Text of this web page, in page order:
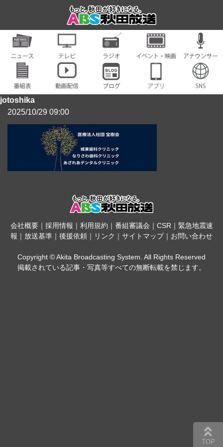
jotoshika
2025/10/29 09:00
会社概要｜ 採用情報 ｜ 利用規約 ｜ 番組審議会 ｜ CSR｜ 緊急地震速
報 ｜ 放送基準 ｜ 後援依頼 ｜ リンク ｜ サイトマップ｜ お問い合わせ
Copyright © Akita Broadcasting System. All Rights Reserved
掲載されている記事・写真等すべての無断転載を禁じます。